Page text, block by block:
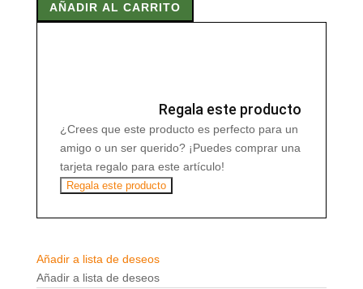
CALCIO
AÑADIR AL CARRITO
Regala este producto
¿Crees que este producto es perfecto para un
amigo o un ser querido? ¡Puedes comprar una
tarjeta regalo para este artículo!
Regala este producto
Añadir a lista de deseos
Añadir a lista de deseos